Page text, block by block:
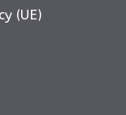
(UE)